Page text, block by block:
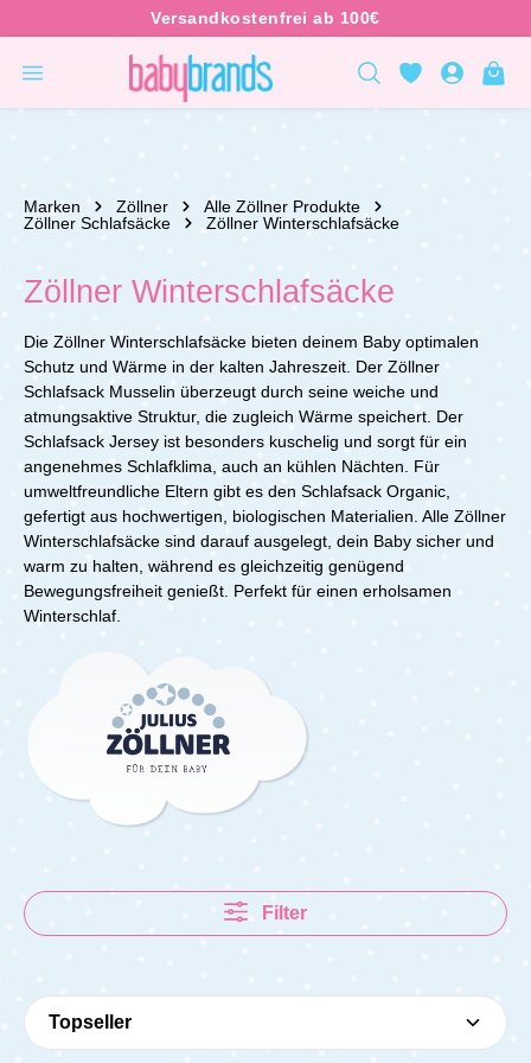
Marken Zöllner
Alle Zöllner Produkte
Zöllner Schlafsäcke
Zöllner Winterschlafsäcke
Zöllner Winterschlafsäcke
Die Zöllner Winterschlafsäcke bieten deinem Baby optimalen
Schutz und Wärme in der kalten Jahreszeit. Der Zöllner
Schlafsack Musselin überzeugt durch seine weiche und
atmungsaktive Struktur, die zugleich Wärme speichert. Der
Schlafsack Jersey ist besonders kuschelig und sorgt für ein
angenehmes Schlafklima, auch an kühlen Nächten. Für
umweltfreundliche Eltern gibt es den Schlafsack Organic,
gefertigt aus hochwertigen, biologischen Materialien. Alle Zöllner
Winterschlafsäcke sind darauf ausgelegt, dein Baby sicher und
warm zu halten, während es gleichzeitig genügend
Bewegungsfreiheit genießt. Perfekt für einen erholsamen
Winterschlaf.
Filter